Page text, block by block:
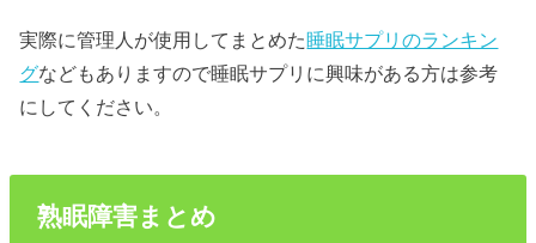
実際に管理人が使用してまとめた睡眠サプリのランキン
グなどもありますので睡眠サプリに興味がある方は参考
にしてください。
熟眠障害まとめ